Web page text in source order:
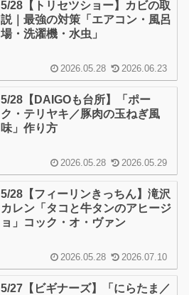
5/28【トリセツショー】カビの取
説｜最強の対策「エアコン・風呂
場・洗濯機・水虫」
2026.05.28 2026.06.23
5/28【DAIGOも台所】「ポー
ク・テリヤキ／豚肉の玉ねぎ風
味」作り方
2026.05.28 2026.05.29
5/28【フィーリンきっちん】滝沢
カレン「タコと牛タンのアヒージ
ョ」コック・オ・ヴァン
2026.05.28 2026.07.10
5/27【ビギナーズ】「にらたま／